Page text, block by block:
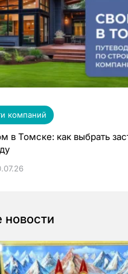
компаний
в Томске: как выбрать